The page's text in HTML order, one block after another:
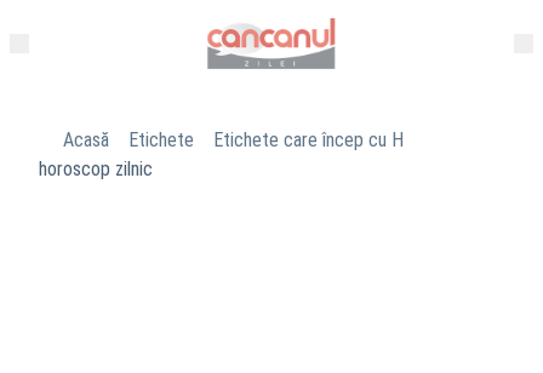
Acasă Etichete
Etichete care încep cu H
horoscop zilnic